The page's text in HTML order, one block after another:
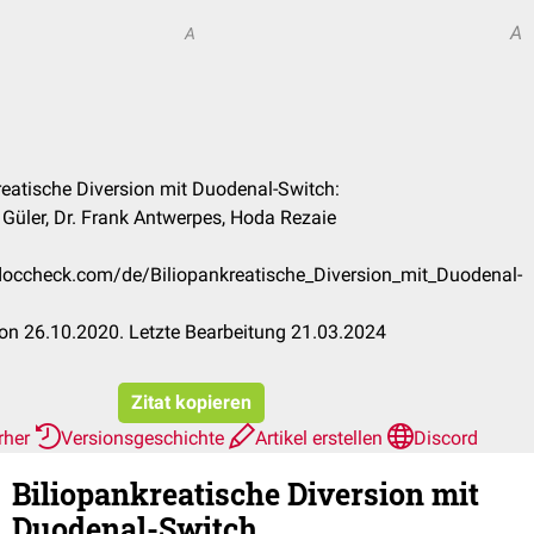
A A
Diversion mit Duodenal-Switch:
Dr. Frank Antwerpes, Hoda Rezaie
de/Biliopankreatische_Diversion_mit_Duodenal-
26.10.2020. Letzte Bearbeitung 21.03.2024
Zitat kopieren
Versionsgeschichte Artikel erstellen Discord
Biliopankreatische Diversion mit